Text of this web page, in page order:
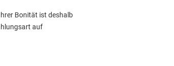
Bonität ist deshalb
auf